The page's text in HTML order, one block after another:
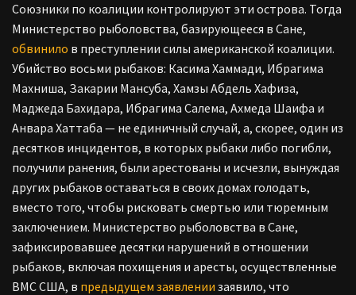
Союзники по коалиции контролируют эти острова. Тогда
Министерство рыболовства, базирующееся в Сане,
обвинило в преступлении силы американской коалиции.
Убийство восьми рыбаков: Касима Хаммади, Ибрагима
Махниша, Закарии Мансуба, Хамзы Абдель Хафиза,
Маджеда Бахидара, Ибрагима Салема, Ахмеда Шаифа и
Анвара Хаттаба — не единичный случай, а, скорее, один из
десятков инцидентов, в которых рыбаки либо погибли,
получили ранения, были арестованы и исчезли, вынуждая
других рыбаков оставаться в своих домах голодать,
вместо того, чтобы рисковать смертью или тюремным
заключением. Министерство рыболовства в Сане,
зафиксировавшее десятки нарушений в отношении
рыбаков, включая похищения и аресты, осуществленные
ВМС США, в предыдущем заявлении заявило, что